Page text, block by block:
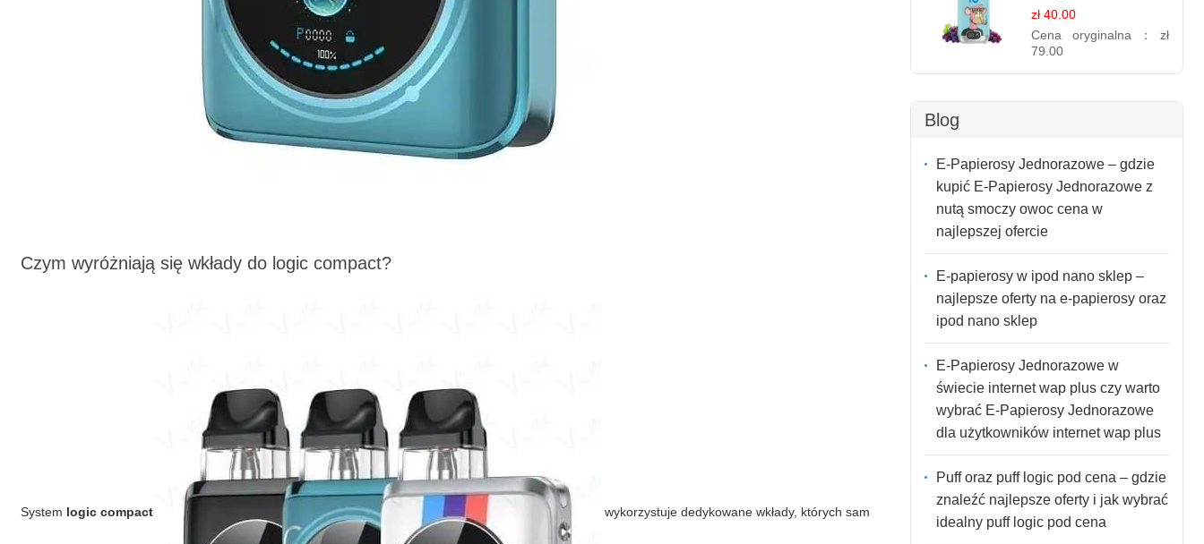
Czym wyróżniają się wkłady do logic compact?
System logic compact wykorzystuje dedykowane wkłady, których sam
zaciągnięć - e
papierosy
zł 40.00
Cena oryginalna： zł
79.00
Blog
E-Papierosy Jednorazowe – gdzie
kupić E-Papierosy Jednorazowe z
nutą smoczy owoc cena w
najlepszej ofercie
E-papierosy w ipod nano sklep –
najlepsze oferty na e-papierosy oraz
ipod nano sklep
E-Papierosy Jednorazowe w
świecie internet wap plus czy warto
wybrać E-Papierosy Jednorazowe
dla użytkowników internet wap plus
Puff oraz puff logic pod cena – gdzie
znaleźć najlepsze oferty i jak wybrać
idealny puff logic pod cena